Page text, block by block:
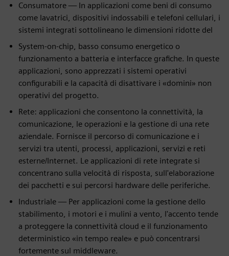
Consumatore — In applicazioni come beni di consumo
come lavatrici, dispositivi indossabili e telefoni cellulari, i
sistemi integrati sottolineano le dimensioni ridotte del
System-on-chip, basso consumo energetico o
funzionamento a batteria e interfacce grafiche. In queste
applicazioni, sono apprezzati i sistemi operativi
configurabili e la capacità di disattivare i «domini» non
operativi del progetto.
Rete: applicazioni che consentono la connettività, la
comunicazione, le operazioni e la gestione di una rete
aziendale. Fornisce il percorso di comunicazione e i
servizi tra utenti, processi, applicazioni, servizi e reti
esterne/Internet. Le applicazioni di rete integrate si
concentrano sulla velocità di risposta, sull'elaborazione
dei pacchetti e sui percorsi hardware delle periferiche.
Industriale — Per applicazioni come la gestione dello
stabilimento, i motori e i mulini a vento, l'accento tende
a proteggere la connettività cloud e il funzionamento
deterministico «in tempo reale» e può concentrarsi
fortemente sul middleware.